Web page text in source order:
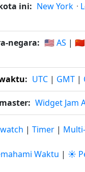
ini: New York ·
negara: 🇺🇸 AS |
: UTC | GMT |
Widget Jam
| Timer |
Waktu | ☀️